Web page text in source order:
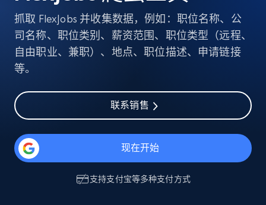
抓取 FlexJobs 并收集数据，例如：职位名称、公
司名称、职位类别、薪资范围、职位类型（远程、
自由职业、兼职）、地点、职位描述、申请链接
等。
联系销售
现在开始
支持支付宝等多种支付方式